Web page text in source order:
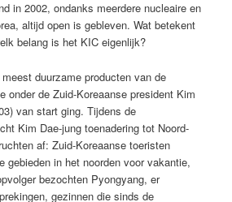
in 2002, ondanks meerdere nucleaire en
altijd open is gebleven. Wat betekent
belang is het KIC eigenlijk?
duurzame producten van de
onder de Zuid-Koreaanse president Kim
van start ging. Tijdens de
Kim Dae-jung toenadering tot Noord-
af: Zuid-Koreaanse toeristen
gebieden in het noorden voor vakantie,
bezochten Pyongyang, er
gezinnen die sinds de